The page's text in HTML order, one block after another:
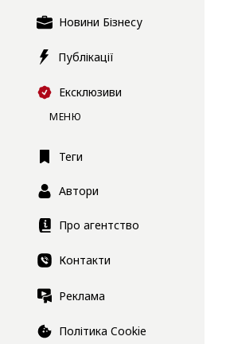
Новини Бізнесу
Публікації
Ексклюзиви
МЕНЮ
Теги
Автори
Про агентство
Контакти
Реклама
Політика Cookie